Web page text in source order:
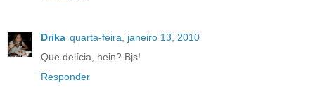
Drika quarta-feira, janeiro 13, 2010
Que delícia, hein? Bjs!
Responder